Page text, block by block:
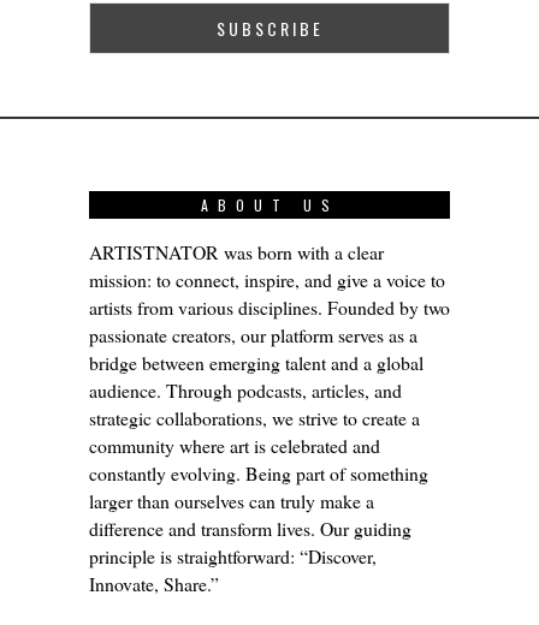
ABOUT US
ARTISTNATOR was born with a clear
mission: to connect, inspire, and give a voice to
artists from various disciplines. Founded by two
passionate creators, our platform serves as a
bridge between emerging talent and a global
audience. Through podcasts, articles, and
strategic collaborations, we strive to create a
community where art is celebrated and
constantly evolving. Being part of something
larger than ourselves can truly make a
difference and transform lives. Our guiding
principle is straightforward: “Discover,
Innovate, Share.”